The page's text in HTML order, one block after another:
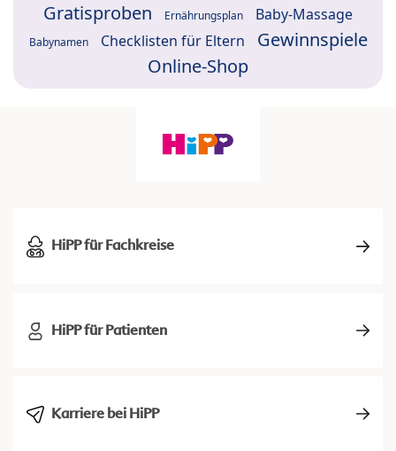
Gratisproben Ernährungsplan Baby-Massage
Babynamen Checklisten für Eltern
Gewinnspiele
Online-Shop
HiPP für Fachkreise
HiPP für Patienten
Karriere bei HiPP